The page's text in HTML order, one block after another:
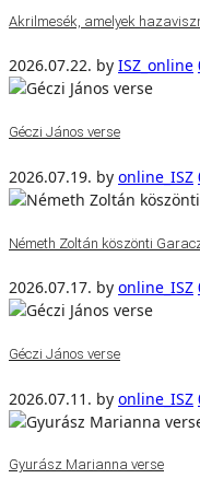
Akrilmesék, amelyek
2026.07.22. by ISZ_online
Géczi János verse
2026.07.19. by online_ISZ
Németh Zoltán köszönti
2026.07.17. by online_ISZ
Géczi János verse
2026.07.11. by online_ISZ
Gyurász Marianna verse